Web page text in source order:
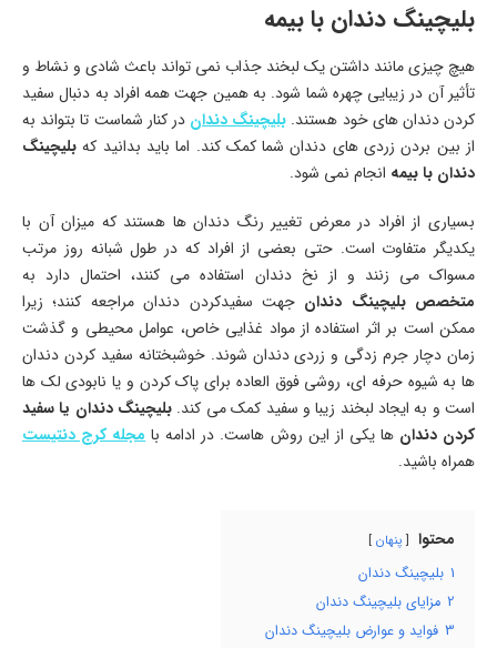
بلیچینگ دندان با بیمه
هیچ چیزی مانند داشتن یک لبخند جذاب نمی تواند باعث شادی و نشاط و
تأثیر آن در زیبایی چهره شما شود. به همین جهت همه افراد به دنبال سفید
کردن دندان های خود هستند.بلیچینگ دندان در کنار شماست تا بتواند به
از بین بردن زردی های دندان شما کمک کند. اما باید بدانید که بلیچینگ
دندان با بیمه انجام نمی شود.
بسیاری از افراد در معرض تغییر رنگ دندان ها هستند که میزان آن با
یکدیگر متفاوت است. حتی بعضی از افراد که در طول شبانه روز مرتب
مسواک می زنند و از نخ دندان استفاده می کنند، احتمال دارد به
متخصص بلیچینگ دندان جهت سفیدکردن دندان مراجعه کنند؛ زیرا
ممکن است بر اثر استفاده از مواد غذایی خاص، عوامل محیطی و گذشت
زمان دچار جرم زدگی و زردی دندان شوند. خوشبختانه سفید کردن دندان
ها به شیوه حرفه ای، روشی فوق العاده برای پاک کردن و یا نابودی لک ها
است و به ایجاد لبخند زیبا و سفید کمک می کند. بلیچینگ دندان یا سفید
کردن دندان ها یکی از این روش هاست. در ادامه بامجله کرج دنتیست
همراه باشید.
محتوا پنهان
1 بلیچینگ دندان
2 مزایای بلیچینگ دندان
3 فواید و عوارض بلیچینگ دندان